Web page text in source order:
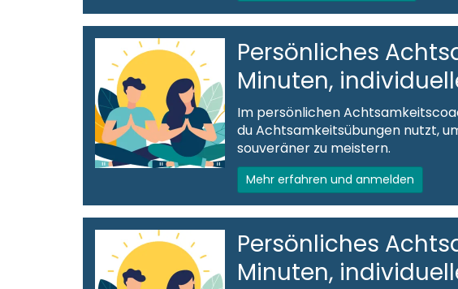
Persönliches
Minuten,
Im persönlichen
du Achtsamkeitsübungen nutzt,
souveräner zu meistern.
Mehr erfahren und anmelden
Persönliches
Minuten,